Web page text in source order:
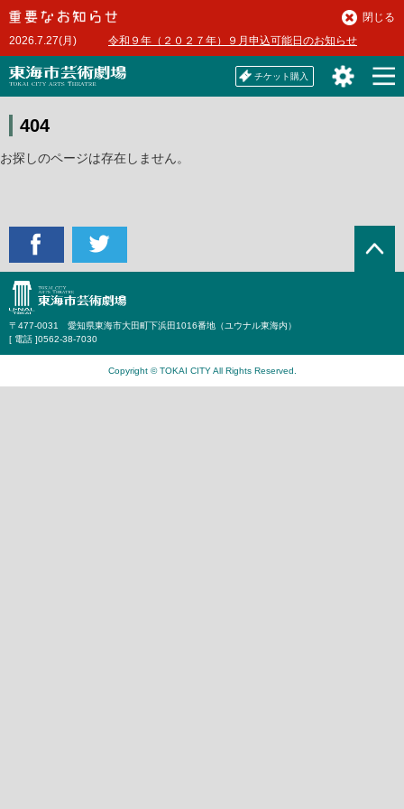
本
文
へ2026.7.27(月) 令和９年（２０２７年）９月申込可能日のお知らせ
閉じる
チケット購入
404
お探しのページは存在しません。
〒477-0031 愛知県東海市大田町下浜田1016番地（ユウナル東海内）
[ 電話 ]0562-38-7030
Copyright © TOKAI CITY All Rights Reserved.